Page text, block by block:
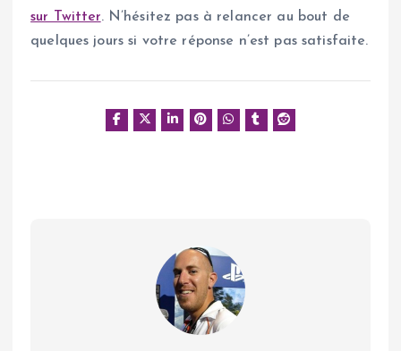
sur Twitter. N’hésitez pas à relancer au bout de
quelques jours si votre réponse n’est pas satisfaite.